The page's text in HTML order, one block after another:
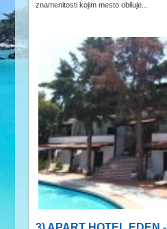
znamenitosti kojim mesto obiluje...